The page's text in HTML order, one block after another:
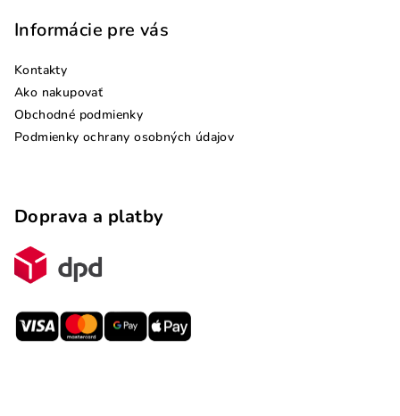
Informácie pre vás
Kontakty
Ako nakupovať
Obchodné podmienky
Podmienky ochrany osobných údajov
Doprava a platby